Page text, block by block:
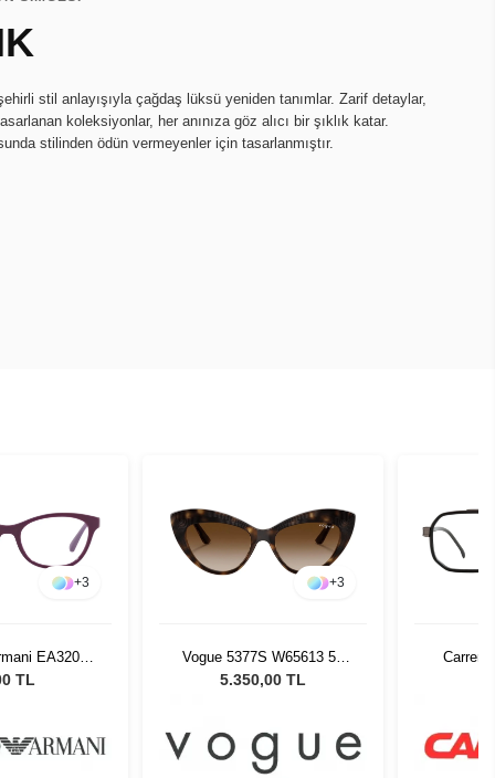
stil anlayışıyla çağdaş lüksü yeniden tanımlar. Zarif detaylar,
koleksiyonlar, her anınıza göz alıcı bir şıklık katar.
stilinden ödün vermeyenler için tasarlanmıştır.
+3
EA3204
46
TL
+3
Vogue 5377S W65613 52
Kadın Güneş Gözlüğü
5.350,00 TL
Carrera